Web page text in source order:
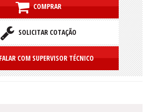
COMPRAR
SOLICITAR COTAÇÃO
FALAR COM SUPERVISOR TÉCNICO